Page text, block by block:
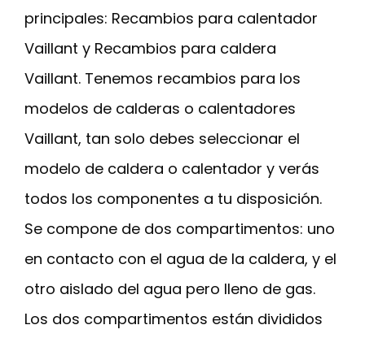
principales: Recambios para calentador
Vaillant y Recambios para caldera
Vaillant. Tenemos recambios para los
modelos de calderas o calentadores
Vaillant, tan solo debes seleccionar el
modelo de caldera o calentador y verás
todos los componentes a tu disposición.
Se compone de dos compartimentos: uno
en contacto con el agua de la caldera, y el
otro aislado del agua pero lleno de gas.
Los dos compartimentos están divididos